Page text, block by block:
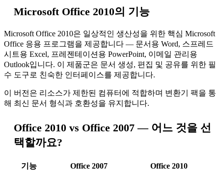
Microsoft Office 2010의 기능
Microsoft Office 2010은 일상적인 생산성을 위한 핵심 Microsoft
Office 응용 프로그램을 제공합니다 — 문서용 Word, 스프레드
시트용 Excel, 프레젠테이션용 PowerPoint, 이메일 관리용
Outlook입니다. 이 제품군은 문서 생성, 편집 및 공유를 위한 필
수 도구로 친숙한 인터페이스를 제공합니다.
이 버전은 리소스가 제한된 컴퓨터에 적합하며 변환기 팩을 통
해 최신 문서 형식과 호환성을 유지합니다.
Office 2010 vs Office 2007 — 어느 것을 선
택할까요?
기능 Office 2007
Office 2010